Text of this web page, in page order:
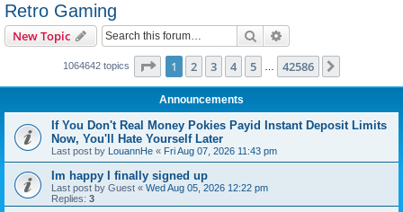
Retro Gaming
New Topic Search
1064642 topics Page 1of 42586
1 2 3 4 5 42586
Announcements
If You Don't Real Money Pokies Payid Instant Deposit Limits
Now, You'll Hate Yourself Later
Last post by LouannHe « Fri Aug 07, 2026 11:43 pm
Im happy I finally signed up
Last post by Guest « Wed Aug 05, 2026 12:22 pm
Replies: 3